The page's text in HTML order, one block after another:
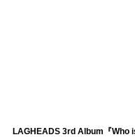
LAGHEADS 3rd Album『Who